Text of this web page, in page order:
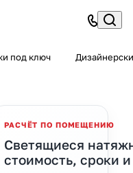
под ключ
РАСЧЁТ ПО ПОМЕЩЕНИЮ
Светящиеся
стоимость, сроки